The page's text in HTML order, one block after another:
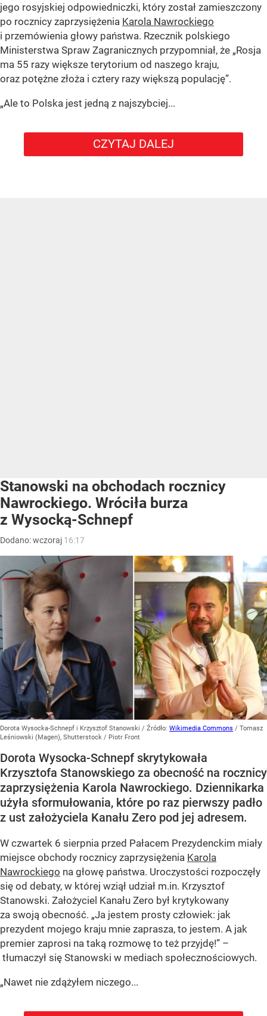
jego rosyjskiej odpowiedniczki, który został zamieszczony
po rocznicy zaprzysiężenia Karola Nawrockiego
i przemówienia głowy państwa. Rzecznik polskiego
Ministerstwa Spraw Zagranicznych przypomniał, że „Rosja
ma 55 razy większe terytorium od naszego kraju,
oraz potężne złoża i cztery razy większą populację”.
„Ale to Polska jest jedną z najszybciej...
CZYTAJ DALEJ
Stanowski na obchodach rocznicy
Nawrockiego. Wróciła burza
z Wysocką-Schnepf
Dodano:wczoraj 16:17
Dorota Wysocka-Schnepf i Krzysztof Stanowski / Źródło: Wikimedia Commons / Tomasz
Leśniowski (Magen), Shutterstock / Piotr Front
Dorota Wysocka-Schnepf skrytykowała
Krzysztofa Stanowskiego za obecność na rocznicy
zaprzysiężenia Karola Nawrockiego. Dziennikarka
użyła sformułowania, które po raz pierwszy padło
z ust założyciela Kanału Zero pod jej adresem.
W czwartek 6 sierpnia przed Pałacem Prezydenckim miały
miejsce obchody rocznicy zaprzysiężenia Karola
Nawrockiego na głowę państwa. Uroczystości rozpoczęły
się od debaty, w której wziął udział m.in. Krzysztof
Stanowski. Założyciel Kanału Zero był krytykowany
za swoją obecność. „Ja jestem prosty człowiek: jak
prezydent mojego kraju mnie zaprasza, to jestem. A jak
premier zaprosi na taką rozmowę to też przyjdę!” –
tłumaczył się Stanowski w mediach społecznościowych.
„Nawet nie zdążyłem niczego...